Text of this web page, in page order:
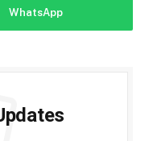
WhatsApp